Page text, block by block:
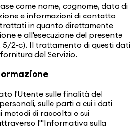
come nome, cognome, data di
e informazioni di contatto
in quanto direttamente
e all'esecuzione del presente
2-c). Il trattamento di questi dati
del Servizio.
l'Utente sulle finalità del
sulle parti a cui i dati
metodi di raccolta e sui
l'"Informativa sulla